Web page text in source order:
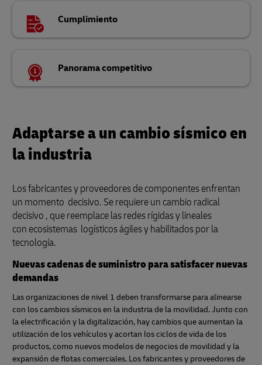
Cumplimiento
Panorama competitivo
Adaptarse a un cambio sísmico en
la industria
Los fabricantes y proveedores de componentes enfrentan
un momento decisivo. Se requiere un cambio radical
decisivo , que reemplace las redes rígidas y lineales
con ecosistemas logísticos ágiles y habilitados por la
tecnología.
Nuevas cadenas de suministro para satisfacer nuevas
demandas
Las organizaciones de nivel 1 deben transformarse para alinearse
con los cambios sísmicos en la industria de la movilidad. Junto con
la electrificación y la digitalización, hay cambios que aumentan la
utilización de los vehículos y acortan los ciclos de vida de los
productos, como nuevos modelos de negocios de movilidad y la
expansión de flotas comerciales. Los fabricantes y proveedores de